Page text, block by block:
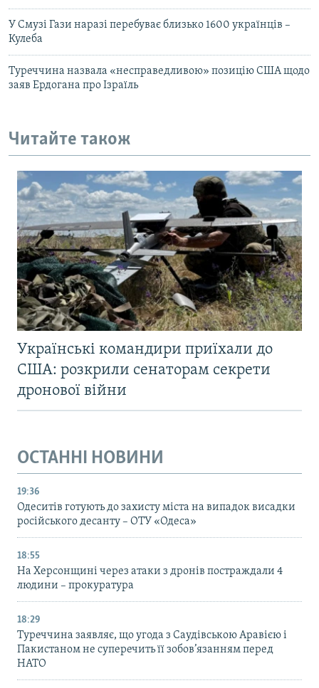
У Смузі Гази наразі перебуває близько 1600 українців –
Кулеба
Туреччина назвала «несправедливою» позицію США щодо
заяв Ердогана про Ізраїль
Читайте також
Українські командири приїхали до
США: розкрили сенаторам секрети
дронової війни
ОСТАННІ НОВИНИ
19:36
Одеситів готують до захисту міста на випадок висадки
російського десанту – ОТУ «Одеса»
18:55
На Херсонщині через атаки з дронів постраждали 4
людини – прокуратура
18:29
Туреччина заявляє, що угода з Саудівською Аравією і
Пакистаном не суперечить її зобов’язанням перед
НАТО